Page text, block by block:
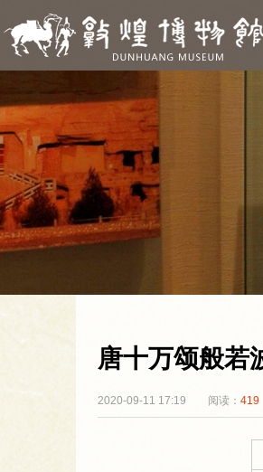
唐十万颂般若
2020-09-11 17:19 阅读： 419